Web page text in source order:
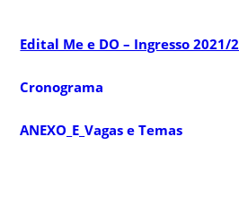
Edital Me e DO – Ingresso 2021/2
Cronograma
ANEXO_E_Vagas e Temas